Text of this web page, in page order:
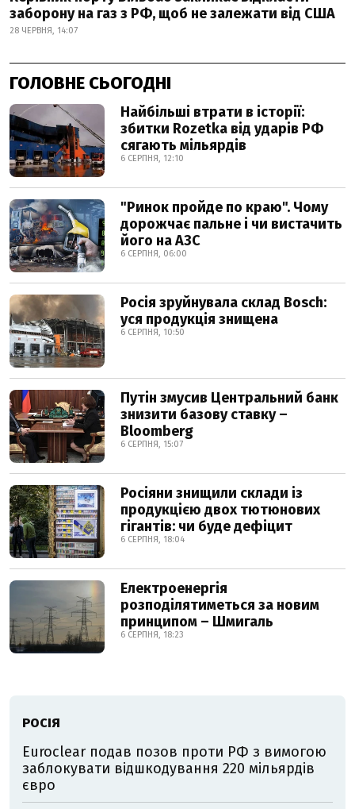
заборону на газ з РФ, щоб не залежати від США
28 ЧЕРВНЯ, 14:07
ГОЛОВНЕ СЬОГОДНІ
Найбільші втрати в історії:
збитки Rozetka від ударів РФ
сягають мільярдів
6 СЕРПНЯ, 12:10
"Ринок пройде по краю". Чому
дорожчає пальне і чи вистачить
його на АЗС
6 СЕРПНЯ, 06:00
Росія зруйнувала склад Bosch:
уся продукція знищена
6 СЕРПНЯ, 10:50
Путін змусив Центральний банк
знизити базову ставку –
Bloomberg
6 СЕРПНЯ, 15:07
Росіяни знищили склади із
продукцією двох тютюнових
гігантів: чи буде дефіцит
6 СЕРПНЯ, 18:04
Електроенергія
розподілятиметься за новим
принципом – Шмигаль
6 СЕРПНЯ, 18:23
РОСІЯ
Euroclear подав позов проти РФ з вимогою
заблокувати відшкодування 220 мільярдів
євро